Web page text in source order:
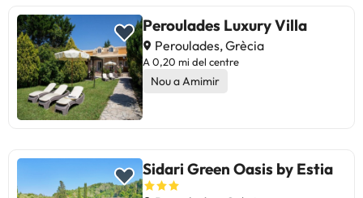
Peroulades Luxury Villa
Peroulades, Grècia
A 0,20 mi del centre
Nou a Amimir
Sidari Green Oasis by Estia